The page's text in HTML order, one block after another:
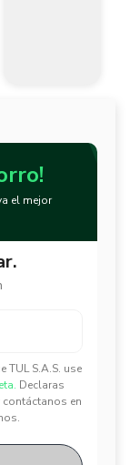
el mejor
TUL S.A.S. use
Declaras
contáctanos en
✕
✕